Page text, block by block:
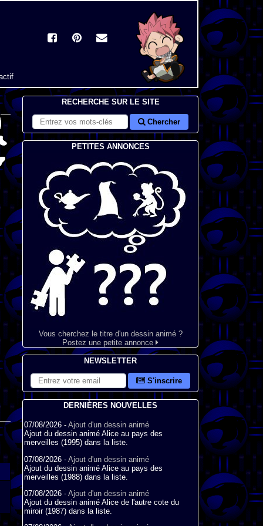
RECHERCHE SUR LE SITE
Chercher
PETITES ANNONCES
Vous cherchez le titre d'un dessin animé ?
Postez une petite annonce
NEWSLETTER
S'inscrire
DERNIÈRES NOUVELLES
07/08/2026 - Ajout d'un dessin animé
Ajout du dessin animé Alice au pays des
merveilles (1995) dans la liste.
07/08/2026 - Ajout d'un dessin animé
Ajout du dessin animé Alice au pays des
merveilles (1988) dans la liste.
07/08/2026 - Ajout d'un dessin animé
Ajout du dessin animé Alice de l'autre cote du
miroir (1987) dans la liste.